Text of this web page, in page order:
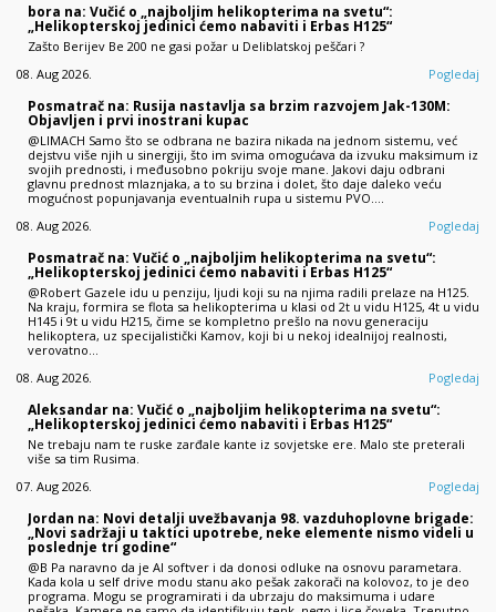
bora na: Vučić o „najboljim helikopterima na svetu“:
„Helikopterskoj jedinici ćemo nabaviti i Erbas H125“
Zašto Berijev Be 200 ne gasi požar u Deliblatskoj peščari ?
08. Aug 2026.
Pogledaj
Posmatrač na: Rusija nastavlja sa brzim razvojem Jak-130M:
Objavljen i prvi inostrani kupac
@LIMACH Samo što se odbrana ne bazira nikada na jednom sistemu, već
dejstvu više njih u sinergiji, što im svima omogućava da izvuku maksimum iz
svojih prednosti, i međusobno pokriju svoje mane. Jakovi daju odbrani
glavnu prednost mlaznjaka, a to su brzina i dolet, što daje daleko veću
mogućnost popunjavanja eventualnih rupa u sistemu PVO.…
08. Aug 2026.
Pogledaj
Posmatrač na: Vučić o „najboljim helikopterima na svetu“:
„Helikopterskoj jedinici ćemo nabaviti i Erbas H125“
@Robert Gazele idu u penziju, ljudi koji su na njima radili prelaze na H125.
Na kraju, formira se flota sa helikopterima u klasi od 2t u vidu H125, 4t u vidu
H145 i 9t u vidu H215, čime se kompletno prešlo na novu generaciju
helikoptera, uz specijalistički Kamov, koji bi u nekoj idealnijoj realnosti,
verovatno…
08. Aug 2026.
Pogledaj
Aleksandar na: Vučić o „najboljim helikopterima na svetu“:
„Helikopterskoj jedinici ćemo nabaviti i Erbas H125“
Ne trebaju nam te ruske zarđale kante iz sovjetske ere. Malo ste preterali
više sa tim Rusima.
07. Aug 2026.
Pogledaj
Jordan na: Novi detalji uvežbavanja 98. vazduhoplovne brigade:
„Novi sadržaji u taktici upotrebe, neke elemente nismo videli u
poslednje tri godine“
@B Pa naravno da je AI softver i da donosi odluke na osnovu parametara.
Kada kola u self drive modu stanu ako pešak zakorači na kolovoz, to je deo
programa. Mogu se programirati i da ubrzaju do maksimuma i udare